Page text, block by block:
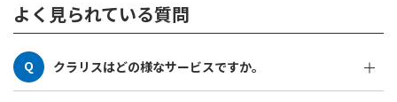
よく見られている質問
クラリスはどの様なサービスですか。